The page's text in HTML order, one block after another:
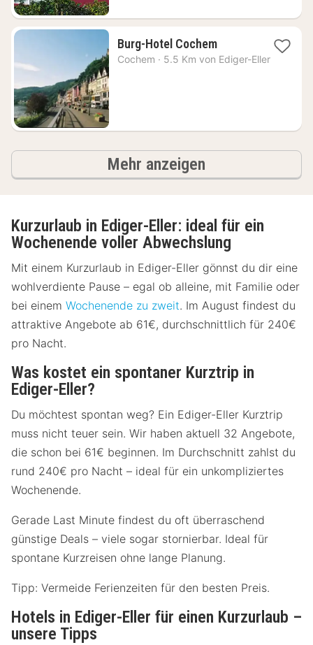
Burg-Hotel Cochem1
Nacht
Cochem · 5.5 Km von Ediger-Eller
Mehr anzeigen
Kurzurlaub in Ediger-Eller: ideal für ein
Wochenende voller Abwechslung
Mit einem Kurzurlaub in Ediger-Eller gönnst du dir eine
wohlverdiente Pause – egal ob alleine, mit Familie oder
bei einem Wochenende zu zweit. Im August findest du
attraktive Angebote ab 61€, durchschnittlich für 240€
pro Nacht.
Was kostet ein spontaner Kurztrip in
Ediger-Eller?
Du möchtest spontan weg? Ein Ediger-Eller Kurztrip
muss nicht teuer sein. Wir haben aktuell 32 Angebote,
die schon bei 61€ beginnen. Im Durchschnitt zahlst du
rund 240€ pro Nacht – ideal für ein unkompliziertes
Wochenende.
Gerade Last Minute findest du oft überraschend
günstige Deals – viele sogar stornierbar. Ideal für
spontane Kurzreisen ohne lange Planung.
Tipp: Vermeide Ferienzeiten für den besten Preis.
Hotels in Ediger-Eller für einen Kurzurlaub –
unsere Tipps